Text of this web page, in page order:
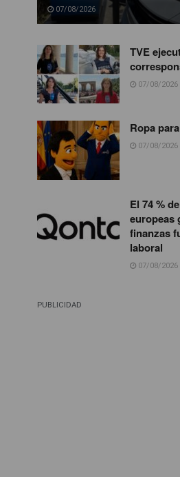
07/08/2026
TVE
07/08/2026
Ropa
07/08/2026
El 74 %
europeas
finanzas
laboral
07/08/2026
PUBLICIDAD